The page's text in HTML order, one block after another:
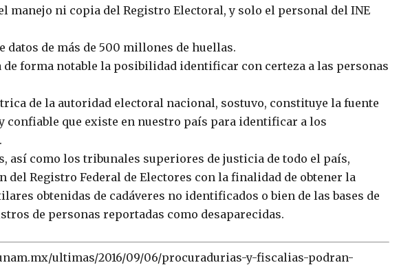
manejo ni copia del Registro Electoral, y solo el personal del INE
datos de más de 500 millones de huellas.
forma notable la posibilidad identificar con certeza a las personas
de la autoridad electoral nacional, sostuvo, constituye la fuente
confiable que existe en nuestro país para identificar a los
así como los tribunales superiores de justicia de todo el país,
Registro Federal de Electores con la finalidad de obtener la
obtenidas de cadáveres no identificados o bien de las bases de
de personas reportadas como desaparecidas.
ultimas/2016/09/06/procuradurias-y-fiscalias-podran-